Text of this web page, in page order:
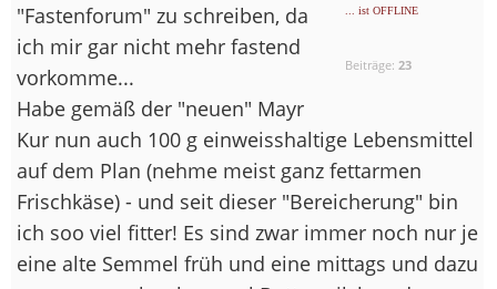
... ist OFFLINE
Beiträge: 23
"Fastenforum" zu schreiben, da
ich mir gar nicht mehr fastend
vorkomme...
Habe gemäß der "neuen" Mayr
Kur nun auch 100 g einweisshaltige Lebensmittel
auf dem Plan (nehme meist ganz fettarmen
Frischkäse) - und seit dieser "Bereicherung" bin
ich soo viel fitter! Es sind zwar immer noch nur je
eine alte Semmel früh und eine mittags und dazu